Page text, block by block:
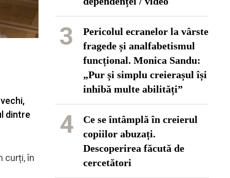
dintre
curți, în
3
Pericolul ecranelor la vârste
fragede și analfabetismul
funcțional. Monica Sandu:
„Pur și simplu creierașul își
inhibă multe abilități”
4
Ce se întâmplă în creierul
copiilor abuzați.
Descoperirea făcută de
cercetători